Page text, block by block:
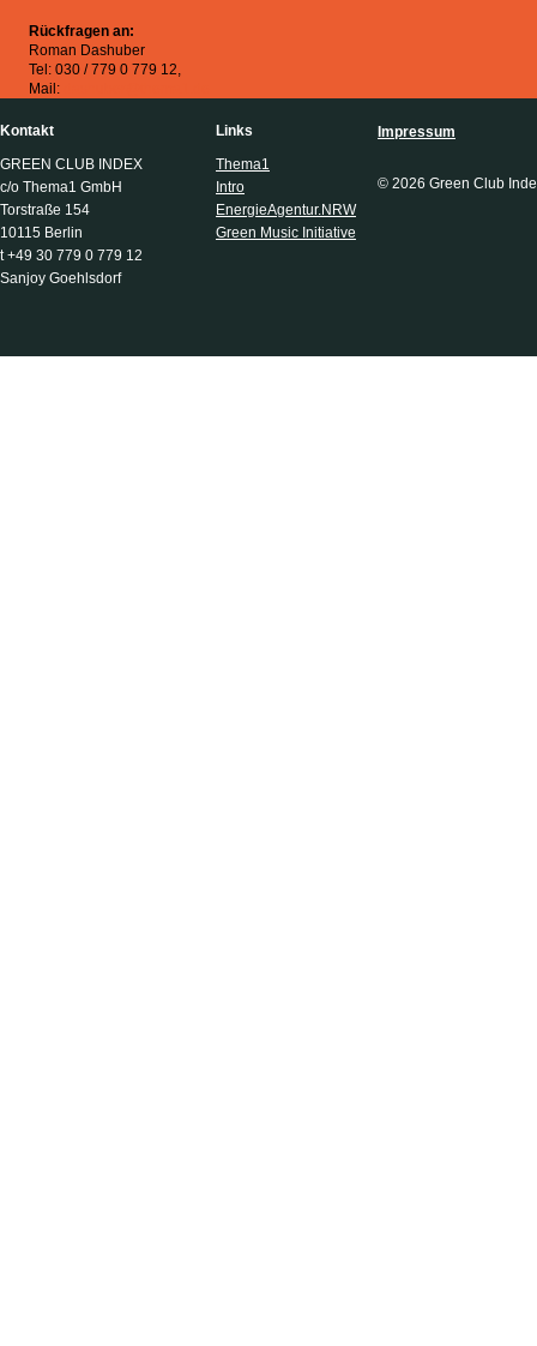
Rückfragen an:
Roman Dashuber
Tel: 030 / 779 0 779 12,
Mail:
Kontakt
GREEN CLUB INDEX
c/o Thema1 GmbH
Torstraße 154
10115 Berlin
t +49 30 779 0 779 12
Sanjoy Goehlsdorf
Links
Thema1
Intro
EnergieAgentur.NRW
Green Music Initiative
Impressum
© 2026 Green Club